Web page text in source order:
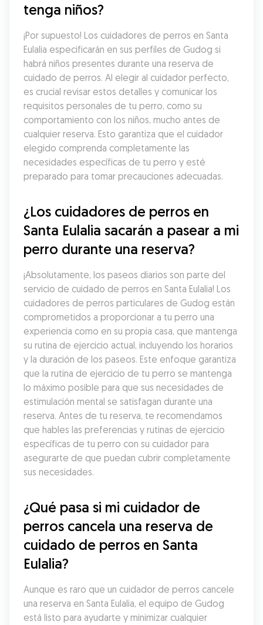
tenga niños?
¡Por supuesto! Los cuidadores de perros en Santa
Eulalia especificarán en sus perfiles de Gudog si
habrá niños presentes durante una reserva de
cuidado de perros. Al elegir al cuidador perfecto,
es crucial revisar estos detalles y comunicar los
requisitos personales de tu perro, como su
comportamiento con los niños, mucho antes de
cualquier reserva. Esto garantiza que el cuidador
elegido comprenda completamente las
necesidades específicas de tu perro y esté
preparado para tomar precauciones adecuadas.
¿Los cuidadores de perros en
Santa Eulalia sacarán a pasear a mi
perro durante una reserva?
¡Absolutamente, los paseos diarios son parte del
servicio de cuidado de perros en Santa Eulalia! Los
cuidadores de perros particulares de Gudog están
comprometidos a proporcionar a tu perro una
experiencia como en su propia casa, que mantenga
su rutina de ejercicio actual, incluyendo los horarios
y la duración de los paseos. Este enfoque garantiza
que la rutina de ejercicio de tu perro se mantenga
lo máximo posible para que sus necesidades de
estimulación mental se satisfagan durante una
reserva. Antes de tu reserva, te recomendamos
que hables las preferencias y rutinas de ejercicio
específicas de tu perro con su cuidador para
asegurarte de que puedan cubrir completamente
sus necesidades.
¿Qué pasa si mi cuidador de
perros cancela una reserva de
cuidado de perros en Santa
Eulalia?
Aunque es raro que un cuidador de perros cancele
una reserva en Santa Eulalia, el equipo de Gudog
está listo para ayudarte y minimizar cualquier